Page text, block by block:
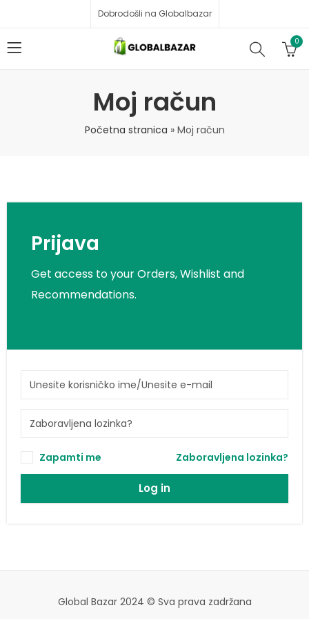
Dobrodošli na Globalbazar
0
Moj račun
Početna stranica » Moj račun
Prijava
Get access to your Orders, Wishlist and
Recommendations.
Zapamti me Zaboravljena lozinka?
Log in
Global Bazar 2024 © Sva prava zadržana